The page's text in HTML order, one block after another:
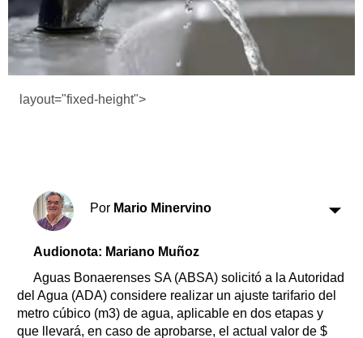
Salud
El tiempo
Servicios
Farmacias
Loterías
Datos Útiles
Fúnebres
Edictos
layout="fixed-height">
Por Mario Minervino
Audionota: Mariano Muñoz
Aguas Bonaerenses SA (ABSA) solicitó a la Autoridad
del Agua (ADA) considere realizar un ajuste tarifario del
metro cúbico (m3) de agua, aplicable en dos etapas y
que llevará, en caso de aprobarse, el actual valor de $